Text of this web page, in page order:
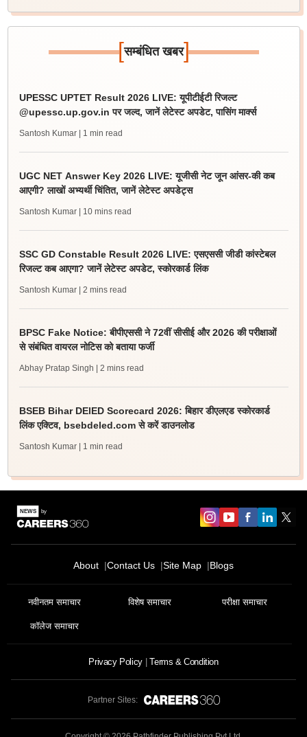
[सम्बंधित खबर]
UPESSC UPTET Result 2026 LIVE: यूपीटीईटी रिजल्ट
@upessc.up.gov.in पर जल्द, जानें लेटेस्ट अपडेट, पासिंग मार्क्स
Santosh Kumar | 1 min read
UGC NET Answer Key 2026 LIVE: यूजीसी नेट जून आंसर-की कब
आएगी? लाखों अभ्यर्थी चिंतित, जानें लेटेस्ट अपडेट्स
Santosh Kumar | 10 mins read
SSC GD Constable Result 2026 LIVE: एसएससी जीडी कांस्टेबल
रिजल्ट कब आएगा? जानें लेटेस्ट अपडेट, स्कोरकार्ड लिंक
Santosh Kumar | 2 mins read
BPSC Fake Notice: बीपीएससी ने 72वीं सीसीई और 2026 की परीक्षाओं
से संबंधित वायरल नोटिस को बताया फर्जी
Abhay Pratap Singh | 2 mins read
BSEB Bihar DElED Scorecard 2026: बिहार डीएलएड स्कोरकार्ड
लिंक एक्टिव, bsebdeled.com से करें डाउनलोड
Santosh Kumar | 1 min read
About Contact Us Site Map Blogs
नवीनतम समाचार विशेष समाचार परीक्षा समाचार
कॉलेज समाचार
Privacy Policy Terms & Condition
Partner Sites: